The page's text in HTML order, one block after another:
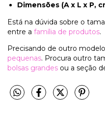
Dimensões (A x L x P,
Está na dúvida sobre o
entre a família de produtos.
Precisando de outro
pequenas. Procura outro
bolsas grandes ou a seção